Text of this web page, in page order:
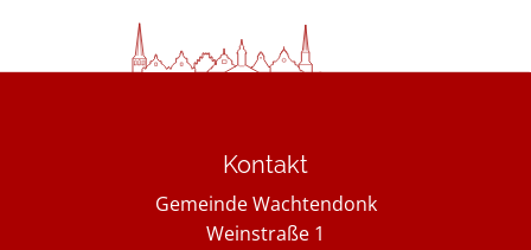
Kontakt
Gemeinde Wachtendonk
Weinstraße 1